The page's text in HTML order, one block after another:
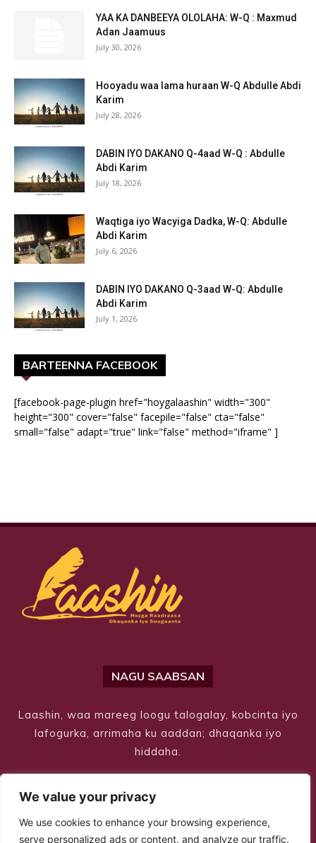
We value your privacy
We use cookies to enhance your browsing experience,
serve personalized ads or content, and analyze our traffic.
YAA KA DANBEEYA OLOLAHA: W-Q : Maxmud
Adan Jaamuus
July 30, 2026
Hooyadu waa lama huraan W-Q Abdulle Abdi
Karim
July 28, 2026
DABIN IYO DAKANO Q-4aad W-Q : Abdulle
Abdi Karim
July 18, 2026
Waqtiga iyo Wacyiga Dadka, W-Q: Abdulle
Abdi Karim
July 6, 2026
DABIN IYO DAKANO Q-3aad W-Q: Abdulle
Abdi Karim
July 1, 2026
BARTEENNA FACEBOOK
[facebook-page-plugin href="hoygalaashin" width="300"
height="300" cover="false" facepile="false" cta="false"
small="false" adapt="true" link="false" method="iframe" ]
NAGU SAABSAN
Laashin, waa mareeg loogu talogalay, kobcinta iyo
lafogurka, arrimaha ku aaddan; dhaqanka iyo
hiddaha.